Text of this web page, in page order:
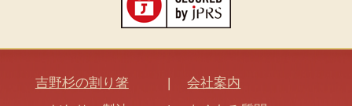
吉野杉の割り箸
会社案内